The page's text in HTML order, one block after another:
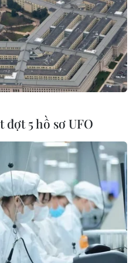
công hai
Huệ
thư
khủng
tuổi
5 hồ sơ UFO